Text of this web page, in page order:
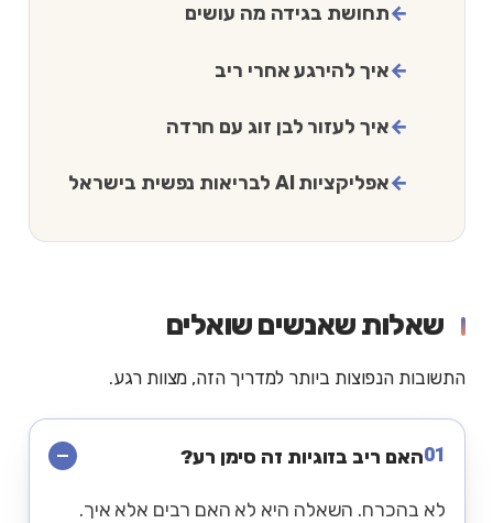
תחושת בגידה מה עושים
איך להירגע אחרי ריב
איך לעזור לבן זוג עם חרדה
אפליקציות AI לבריאות נפשית בישראל
שאלות שאנשים שואלים
התשובות הנפוצות ביותר למדריך הזה, מצוות רגע.
01האם ריב בזוגיות זה סימן רע?
לא בהכרח. השאלה היא לא האם רבים אלא איך.